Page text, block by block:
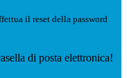
il reset della password
di posta elettronica!